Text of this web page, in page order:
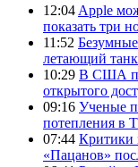
12:04 Apple
показать три
11:52
летающий
10:29 В США
открытого
09:16 Ученые
потепления в
07:44 Критики
«Пацанов»